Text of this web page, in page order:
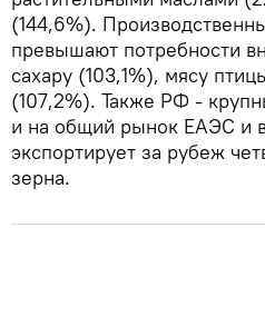
(144,6%).
превышают потребности
сахару (103,1%), мясу
(107,2%). Также РФ -
и на общий рынок ЕАЭС и
экспортирует за рубеж
зерна.